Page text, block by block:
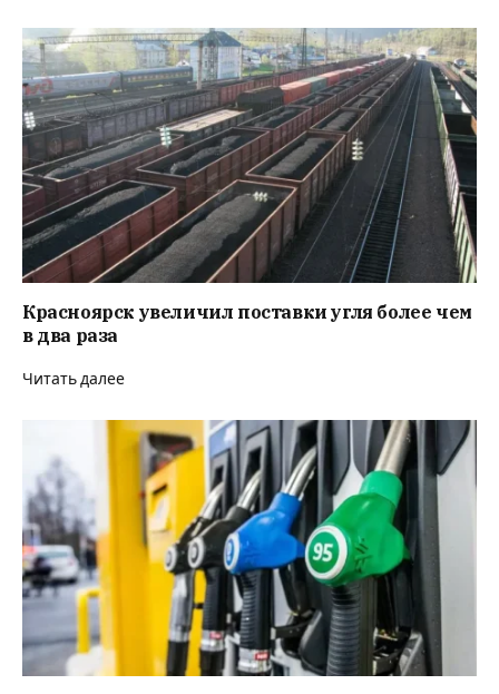
Красноярск увеличил поставки угля более чем
в два раза
Читать далее